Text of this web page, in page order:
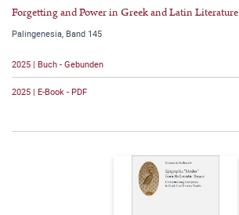
Forgetting and Power in Greek and Latin Literature
Palingenesia, Band 145
2025 | Buch - Gebunden
2025 | E-Book - PDF